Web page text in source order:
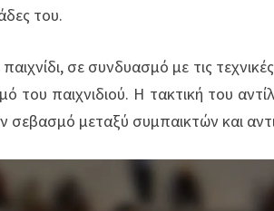
του.
σε συνδυασμό με τις
του παιχνιδιού. Η τακτική του
σεβασμό μεταξύ συμπαικτών και